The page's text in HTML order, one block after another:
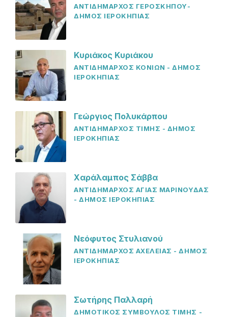
ΑΝΤΙΔΗΜΑΡΧΟΣ ΓΕΡΟΣΚΗΠΟΥ-
ΔΗΜΟΣ ΙΕΡΟΚΗΠΙΑΣ
Κυριάκος Κυριάκου
ΑΝΤΙΔΗΜΑΡΧΟΣ ΚΟΝΙΩΝ - ΔΗΜΟΣ
ΙΕΡΟΚΗΠΙΑΣ
Γεώργιος Πολυκάρπου
ΑΝΤΙΔΗΜΑΡΧΟΣ ΤΙΜΗΣ - ΔΗΜΟΣ
ΙΕΡΟΚΗΠΙΑΣ
Χαράλαμπος Σάββα
ΑΝΤΙΔΗΜΑΡΧΟΣ ΑΓΙΑΣ ΜΑΡΙΝΟΥΔΑΣ
- ΔΗΜΟΣ ΙΕΡΟΚΗΠΙΑΣ
Νεόφυτος Στυλιανού
ΑΝΤΙΔΗΜΑΡΧΟΣ ΑΧΕΛΕΙΑΣ - ΔΗΜΟΣ
ΙΕΡΟΚΗΠΙΑΣ
Σωτήρης Παλλαρή
ΔΗΜΟΤΙΚΟΣ ΣΥΜΒΟΥΛΟΣ ΤΙΜΗΣ -